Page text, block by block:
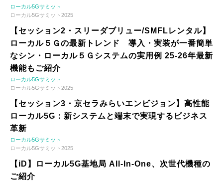
ローカル5Gサミット
ローカル5Gサミット2025
【セッション2・スリーダブリュー/SMFLレンタル】
ローカル５Ｇの最新トレンド 導入・実装が一番簡単
なシン・ローカル５Ｇシステムの実用例 25-26年最新
機能もご紹介
ローカル5Gサミット
ローカル5Gサミット2025
【セッション3・京セラみらいエンビジョン】高性能
ローカル5G：新システムと端末で実現するビジネス
革新
ローカル5Gサミット
ローカル5Gサミット2025
【iD】ローカル5G基地局 All-In-One、次世代機種の
ご紹介